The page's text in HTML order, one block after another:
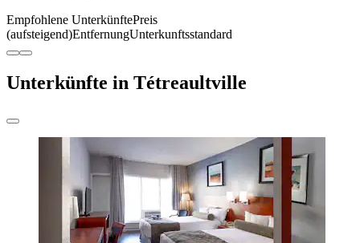
Empfohlene UnterkünftePreis
(aufsteigend)EntfernungUnterkunftsstandard
Unterkünfte in Tétreaultville